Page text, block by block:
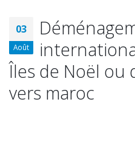
03
Août
Îles de Noël ou
vers maroc